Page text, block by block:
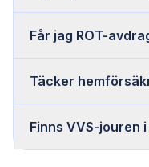
Får jag ROT-
Täcker
Finns VVS-jouren